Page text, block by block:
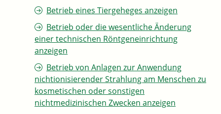
Betrieb eines Tiergeheges anzeigen
Betrieb oder die wesentliche Änderung
einer technischen Röntgeneinrichtung
anzeigen
Betrieb von Anlagen zur Anwendung
nichtionisierender Strahlung am Menschen zu
kosmetischen oder sonstigen
nichtmedizinischen Zwecken anzeigen